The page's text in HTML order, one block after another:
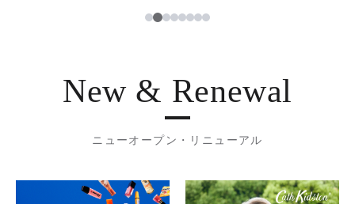
1234567
New & Renewal
ニューオープン・リニューアル